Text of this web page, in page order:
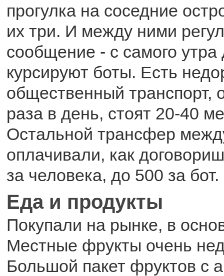
прогулка на соседние
их три. И между ними
сообщение - с самого утра
курсируют боты. Есть
общественный транспорт,
раза в день, стоят 20-40
Остальной трансфер
оплачивали, как
за человека, до 500 за бот.
Еда и продукты
Покупали на рынке, в
Местные фрукты очень
Большой пакет фруктов с